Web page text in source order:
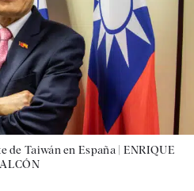
de Taiwán en España | ENRIQUE